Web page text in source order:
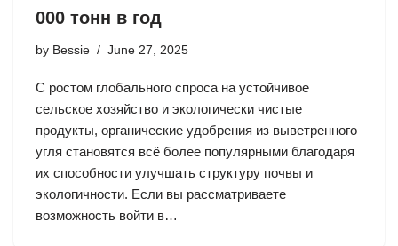
000 тонн в год
by Bessie June 27, 2025
С ростом глобального спроса на устойчивое
сельское хозяйство и экологически чистые
продукты, органические удобрения из выветренного
угля становятся всё более популярными благодаря
их способности улучшать структуру почвы и
экологичности. Если вы рассматриваете
возможность войти в…